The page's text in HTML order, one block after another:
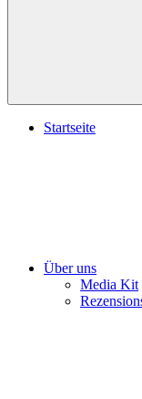
Startseite
Über uns
Media Kit